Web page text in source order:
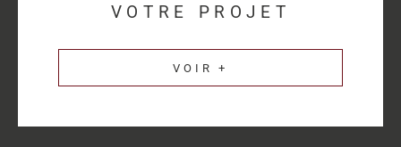
parfaite connaissance du marché et des spécificités de chaque
secteur d’activité. HM Immo-Pro réalise des estimations fiables
VOTRE PROJET
VOIR +